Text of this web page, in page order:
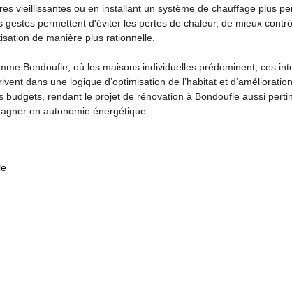
vieillissantes ou en installant un système de chauffage plus
gestes permettent d'éviter les pertes de chaleur, de mieux
de manière plus rationnelle.
Bondoufle, où les maisons individuelles prédominent, ces
dans une logique d’optimisation de l’habitat et
budgets, rendant le projet de rénovation à Bondoufle aussi
en autonomie énergétique.